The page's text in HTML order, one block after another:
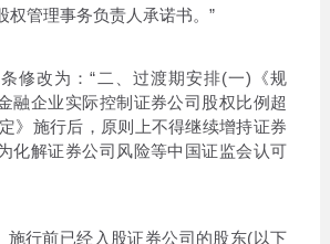
管理事务负责人承诺书。”
改为：“二、过渡期安排(一)《规
融企业实际控制证券公司股权比例超
》施行后，原则上不得继续增持证券
化解证券公司风险等中国证监会认可
行前已经入股证券公司的股东(以下